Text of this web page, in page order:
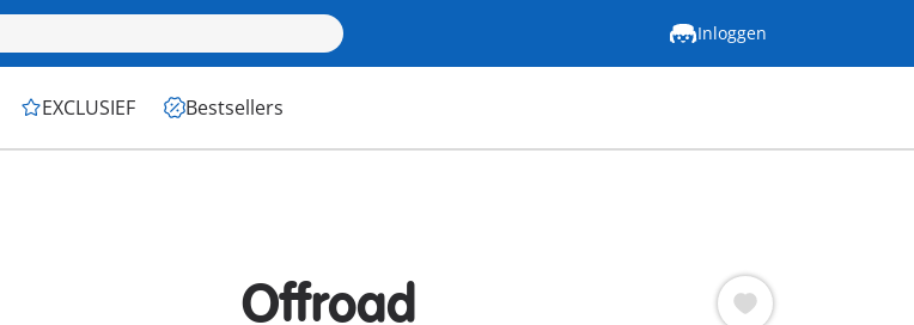
Inloggen
EXCLUSIEF Bestsellers
Offroad